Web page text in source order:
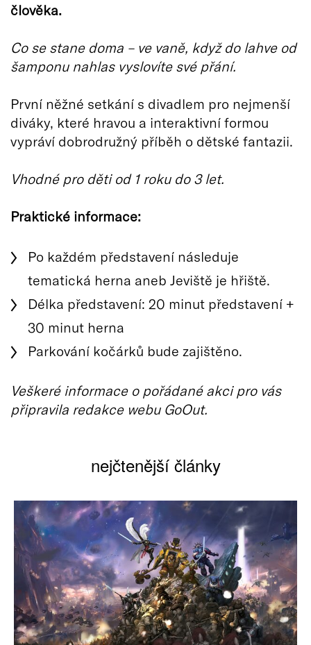
člověka.
Co se stane doma – ve vaně, když do lahve od
šamponu nahlas vyslovíte své přání.
První něžné setkání s divadlem pro nejmenší
diváky, které hravou a interaktivní formou
vypráví dobrodružný příběh o dětské fantazii.
Vhodné pro děti od 1 roku do 3 let.
Praktické informace:
Po každém představení následuje
tematická herna aneb Jeviště je hřiště.
Délka představení: 20 minut představení +
30 minut herna
Parkování kočárků bude zajištěno.
Veškeré informace o pořádané akci pro vás
připravila redakce webu GoOut.
nejčtenější články